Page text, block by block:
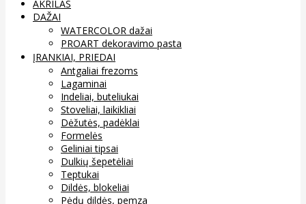
AKRILAS
DAŽAI
WATERCOLOR dažai
PROART dekoravimo pasta
ĮRANKIAI, PRIEDAI
Antgaliai frezoms
Lagaminai
Indeliai, buteliukai
Stoveliai, laikikliai
Dėžutės, padėklai
Formelės
Geliniai tipsai
Dulkių šepetėliai
Teptukai
Dildės, blokeliai
Pėdų dildės, pemza